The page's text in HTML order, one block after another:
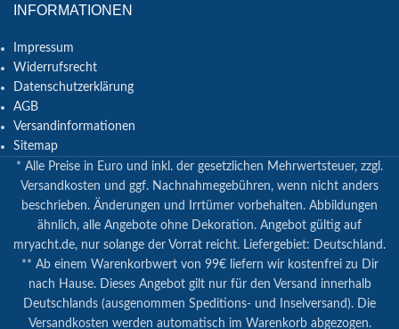
INFORMATIONEN
Impressum
Widerrufsrecht
Datenschutzerklärung
AGB
Versandinformationen
Sitemap
* Alle Preise in Euro und inkl. der gesetzlichen Mehrwertsteuer, zzgl.
Versandkosten und ggf. Nachnahmegebühren, wenn nicht anders
beschrieben. Änderungen und Irrtümer vorbehalten. Abbildungen
ähnlich, alle Angebote ohne Dekoration. Angebot gültig auf
mryacht.de, nur solange der Vorrat reicht. Liefergebiet: Deutschland.
** Ab einem Warenkorbwert von 99€ liefern wir kostenfrei zu Dir
nach Hause. Dieses Angebot gilt nur für den Versand innerhalb
Deutschlands (ausgenommen Speditions- und Inselversand). Die
Versandkosten werden automatisch im Warenkorb abgezogen.